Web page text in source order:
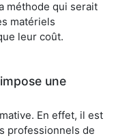
méthode qui serait
matériels
leur coût.
une
En effet, il est
professionnels de